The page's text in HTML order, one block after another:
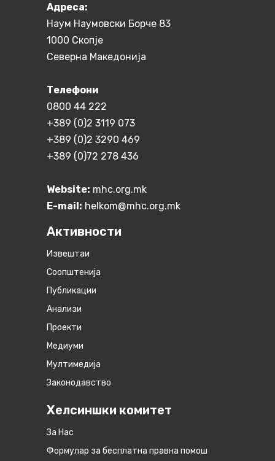
Aдреса:
Наум Наумовски Борче 83
1000 Скопје
Северна Македонија
Телефони
0800 44 222
+389 (0)2 3119 073
+389 (0)2 3290 469
+389 (0)72 278 436
Website: mhc.org.mk
E-mail: helkom@mhc.org.mk
Активности
Извештаи
Соопштенија
Публикации
Анализи
Проекти
Медиуми
Мултимедија
Законодавство
Хелсиншки комитет
За Нас
Формулар за бесплатна правна помош